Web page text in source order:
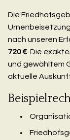
Die
nach unseren
720 € . Die
und gewähltem
aktuelle